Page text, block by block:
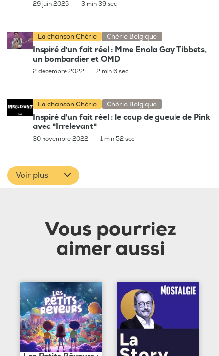
29 juin 2026 3 min 39 sec
La chanson Chérie Chérie Belgique
Inspiré d'un fait réel : Mme Enola Gay Tibbets,
un bombardier et OMD
2 décembre 2022 2 min 6 sec
La chanson Chérie Chérie Belgique
Inspiré d'un fait réel : le coup de gueule de Pink
avec "Irrelevant"
30 novembre 2022 | 1 min 52 sec
Voir plus
Vous pourriez
aimer aussi